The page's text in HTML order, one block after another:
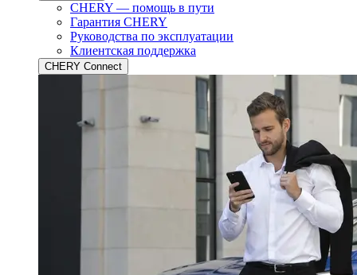
CHERY — помощь в пути
Гарантия CHERY
Руководства по эксплуатации
Клиентская поддержка
CHERY Connect